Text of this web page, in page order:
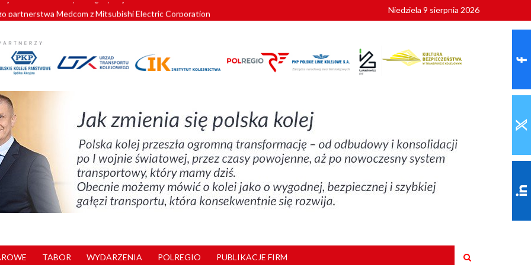
partnerstwa Medcom z Mitsubishi Electric Corporation
znów szuka dostawcy nowych EZT
kolejowych w północnej Wielkopolsce. Łatwiejsze dojazdy do pracy i szkoły
nowe standardy kategoryzacji dworców
Niedziela 9 sierpnia 2026
TABOR WYDARZENIA POLREGIO PUBLIKACJE FIRM